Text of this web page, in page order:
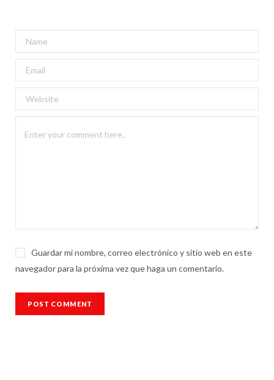
Guardar mi nombre, correo electrónico y sitio web en este
navegador para la próxima vez que haga un comentario.